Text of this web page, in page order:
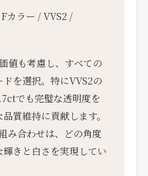
カラー / VVS2 /
値も考慮し、すべての
を選択。特にVVS2の
でも完璧な透明度を
質維持に貢献します。
み合わせは、どの角度
きと白さを実現してい